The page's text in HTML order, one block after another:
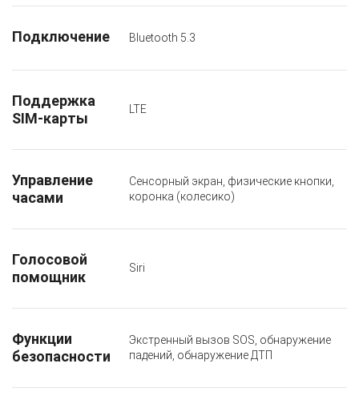
Подключение Bluetooth 5.3
Поддержка
SIM-карты
LTE
Управление
часами
Сенсорный экран, физические кнопки,
коронка (колесико)
Голосовой
помощник
Siri
Функции
безопасности
Экстренный вызов SOS, обнаружение
падений, обнаружение ДТП